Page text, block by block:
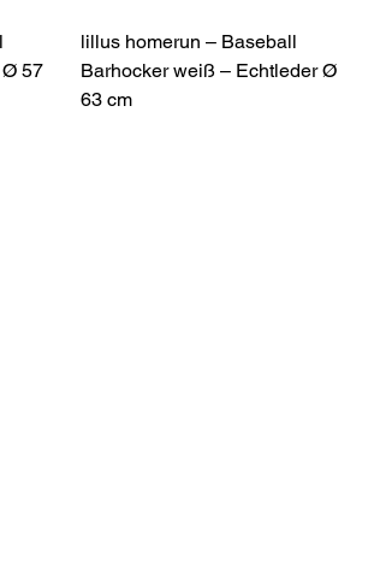
Ø 57
Schnellansicht
lillus homerun – Baseball
Barhocker weiß – Echtleder Ø
63 cm